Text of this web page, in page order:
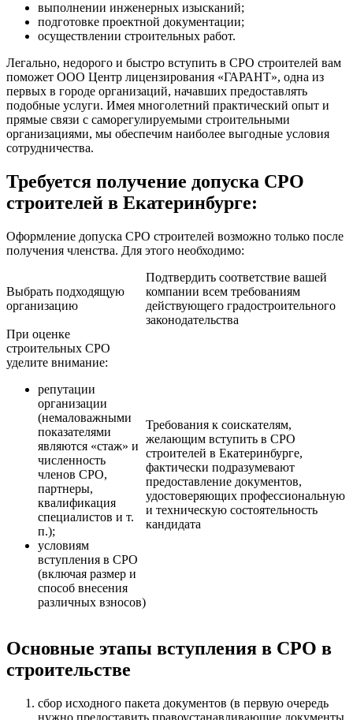
выполнении инженерных изысканий;
подготовке проектной документации;
осуществлении строительных работ.
Легально, недорого и быстро вступить в СРО строителей вам
поможет ООО Центр лицензирования «ГАРАНТ», одна из
первых в городе организаций, начавших предоставлять
подобные услуги. Имея многолетний практический опыт и
прямые связи с саморегулируемыми строительными
организациями, мы обеспечим наиболее выгодные условия
сотрудничества.
Требуется получение допуска СРО
строителей в Екатеринбурге:
Оформление допуска СРО строителей возможно только после
получения членства. Для этого необходимо:
Выбрать подходящую
организацию
Подтвердить соответствие вашей
компании всем требованиям
действующего градостроительного
законодательства
При оценке
строительных СРО
уделите внимание:
репутации
организации
(немаловажными
показателями
являются «стаж» и
численность
членов СРО,
партнеры,
квалификация
специалистов и т.
п.);
условиям
вступления в СРО
(включая размер и
способ внесения
различных взносов)
Требования к соискателям,
желающим вступить в СРО
строителей в Екатеринбурге,
фактически подразумевают
предоставление документов,
удостоверяющих профессиональную
и техническую состоятельность
кандидата
Основные этапы вступления в СРО в
строительстве
сбор исходного пакета документов (в первую очередь
нужно предоставить правоустанавливающие документы